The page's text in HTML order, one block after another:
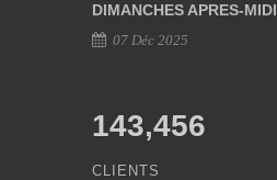
DIMANCHES APRES-MIDI
07 Déc 2025
143,456
CLIENTS